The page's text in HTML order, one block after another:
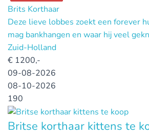
Brits Korthaar
Deze lieve lobbes zoekt een forever
mag bankhangen en waar hij veel
Zuid-Holland
€ 1200,-
09-08-2026
08-10-2026
190
Britse korthaar kittens te